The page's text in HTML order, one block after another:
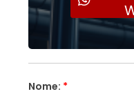
Nome: *